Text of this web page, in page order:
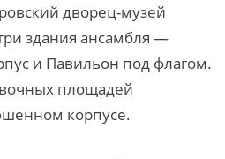
дворец-музей
здания ансамбля —
и Павильон под флагом.
площадей
корпусе.